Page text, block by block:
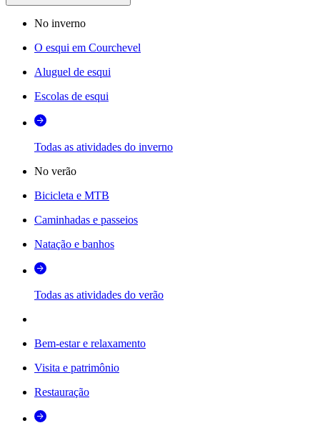
No inverno
O esqui em Courchevel
Aluguel de esqui
Escolas de esqui
Todas as atividades do inverno
No verão
Bicicleta e MTB
Caminhadas e passeios
Natação e banhos
Todas as atividades do verão
Bem-estar e relaxamento
Visita e patrimônio
Restauração